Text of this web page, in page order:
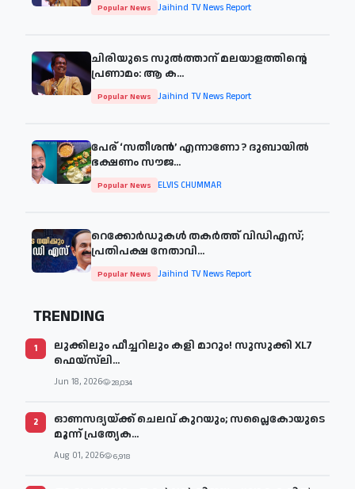
Popular News Jaihind TV News Report
ചിരിയുടെ സുൽത്താന് മലയാളത്തിന്റെ
പ്രണാമം: ആ ക...
Popular News Jaihind TV News Report
പേര് ‘സതീശന്‍’ എന്നാണോ ? ദുബായില്‍
ഭക്ഷണം സൗജ...
Popular News ELVIS CHUMMAR
റെക്കോർഡുകൾ തകർത്ത് വിഡിഎസ്;
പ്രതിപക്ഷ നേതാവി...
Popular News Jaihind TV News Report
TRENDING
1
ലുക്കിലും ഫീച്ചറിലും കളി മാറും! സുസുക്കി XL7
ഫെയ്‌സ്‌ലി...
Jun 18, 2026 28,034
2
ഓണസദ്യയ്ക്ക് ചെലവ് കുറയും; സപ്ലൈകോയുടെ
മൂന്ന് പ്രത്യേക...
Aug 01, 2026 6,918